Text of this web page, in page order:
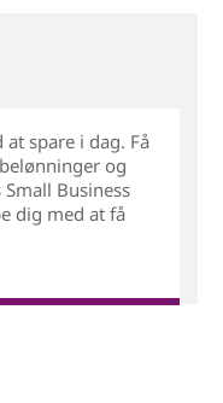
spare i dag. Få
og
Business
dig med at få